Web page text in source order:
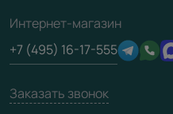
Отзывы клиентов
Техническая информация
Юридическая информация
3D-модели
Сертификаты
Производство
Вакансии
Интернет-магазин
+7 (495) 16-17-555
Заказать звонок